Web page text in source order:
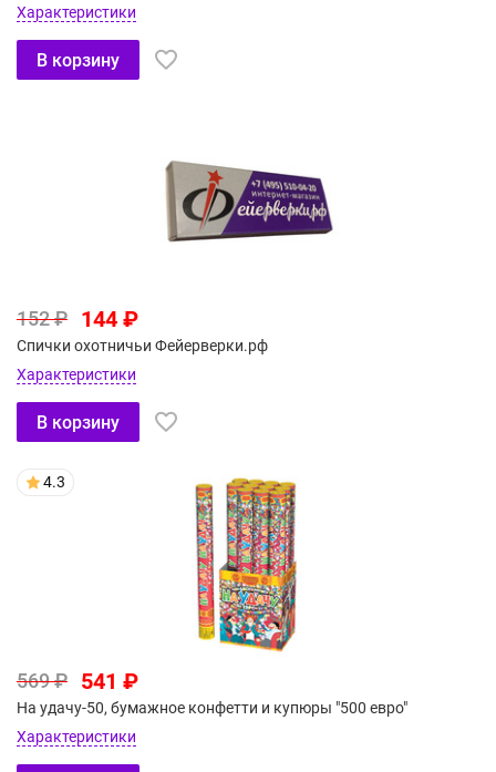
Характеристики
В корзину
152 ₽ 144 ₽
Спички охотничьи Фейерверки.рф
Характеристики
В корзину
4.3
569 ₽ 541 ₽
На удачу-50, бумажное конфетти и купюры "500 евро"
Характеристики